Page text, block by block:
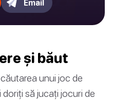
Email
și băut
unui joc de
să jucați jocuri de